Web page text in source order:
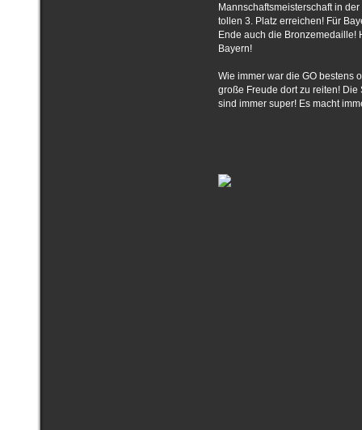
Mannschaftsmeisterschaft in
tollen 3. Platz erreichen! Für
Ende auch die Bronzemedaille!
Bayern!
Wie immer war die GO bestens
große Freude dort zu reiten!
sind immer super! Es macht